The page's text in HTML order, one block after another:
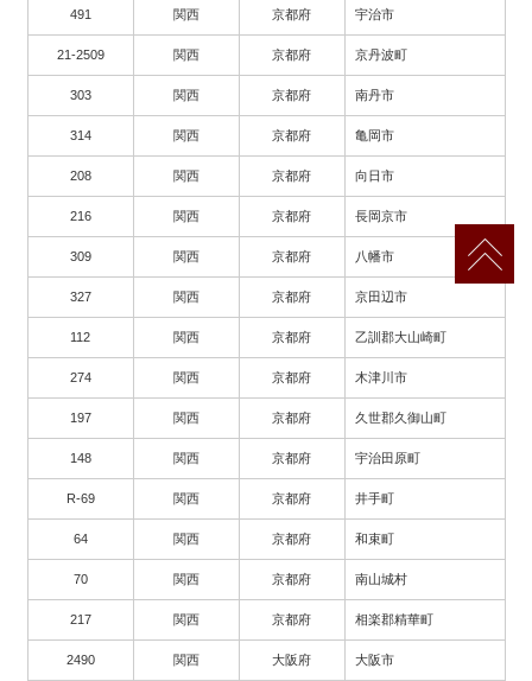
491 関西 京都府 宇治市
21-2509 関西 京都府 京丹波町
303 関西 京都府 南丹市
314 関西 京都府 亀岡市
208 関西 京都府 向日市
216 関西 京都府 長岡京市
309 関西 京都府 八幡市
327 関西 京都府 京田辺市
112 関西 京都府 乙訓郡大山崎町
274 関西 京都府 木津川市
197 関西 京都府 久世郡久御山町
148 関西 京都府 宇治田原町
R-69 関西 京都府 井手町
64 関西 京都府 和束町
70 関西 京都府 南山城村
217 関西 京都府 相楽郡精華町
2490 関西 大阪府 大阪市